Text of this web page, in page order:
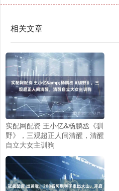
相关文章
实配网配资 王小亿&杨鹏丞《驯
野》，三观超正人间清醒，清醒
自立大女主训狗